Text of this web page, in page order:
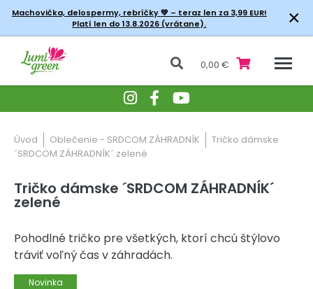
Machovička, delospermy, rebríčky💚 – teraz len za 3,99 EUR!
Platí len do 13.8.2026 (vrátane).
×
0,00 €
Úvod Oblečenie - SRDCOM ZÁHRADNÍK
Tričko dámske
´SRDCOM ZÁHRADNÍK´ zelené
Tričko dámske ´SRDCOM ZÁHRADNÍK´
zelené
Pohodlné tričko pre všetkých, ktorí chcú štýlovo
tráviť voľný čas v záhradách.
Novinka